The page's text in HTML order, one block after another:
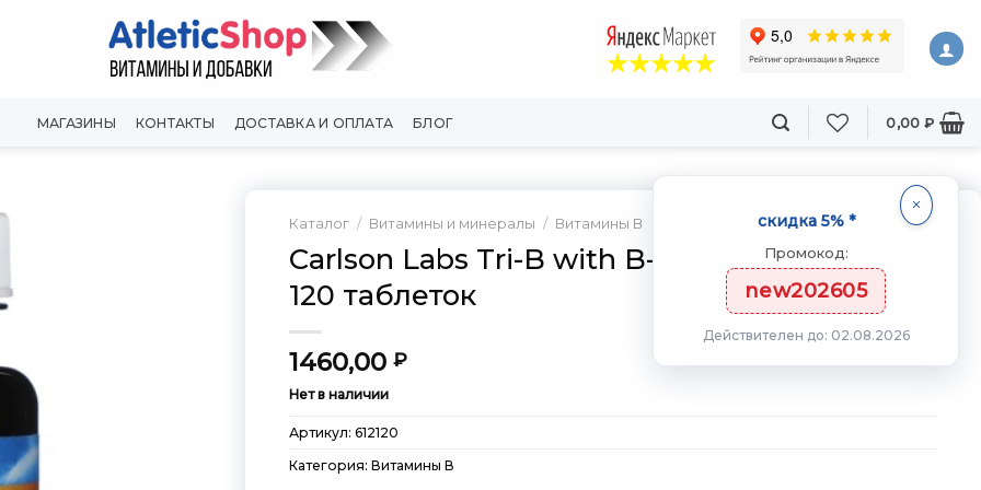
МАГАЗИНЫ КОНТАКТЫ ДОСТАВКА И ОПЛАТА БЛОГ 0,00 ₽
Каталог / Витамины и минералы / Витамины В
Carlson Labs Tri-B with B-6 B-12 & Folic Acid
120 таблеток
1460,00 ₽
Нет в наличии
Артикул: 612120
Категория: Витамины В
скидка 5% *
Промокод:
new202605
Действителен до: 02.08.2026